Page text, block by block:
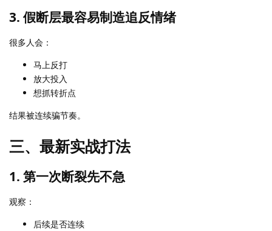
3. 假断层最容易制造追反情绪
很多人会：
马上反打
放大投入
想抓转折点
结果被连续骗节奏。
三、最新实战打法
1. 第一次断裂先不急
观察：
后续是否连续